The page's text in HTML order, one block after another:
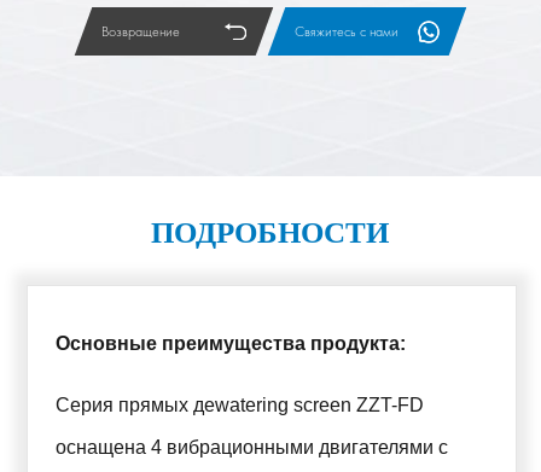
Возвращение Свяжитесь с нами
ПОДРОБНОСТИ
Основные преимущества продукта:
Серия прямых дewatering screen ZZT-FD
оснащена 4 вибрационными двигателями с